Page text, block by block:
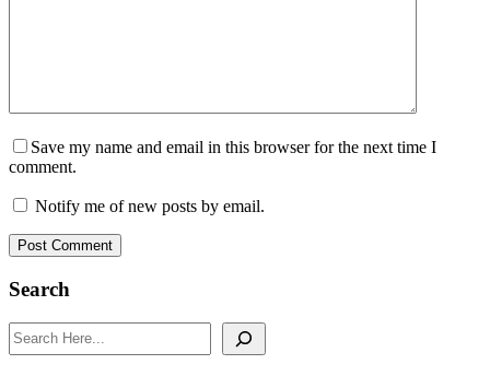
Save my name and email in this browser for the next time I
comment.
Notify me of new posts by email.
Post Comment
Search
Search